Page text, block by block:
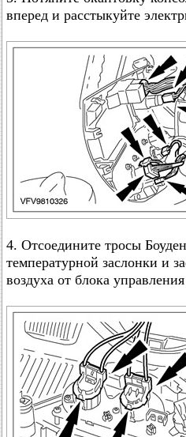
вперед и расстыкуйте
4. Отсоедините тросы
температурной заслонки и
воздуха от блока